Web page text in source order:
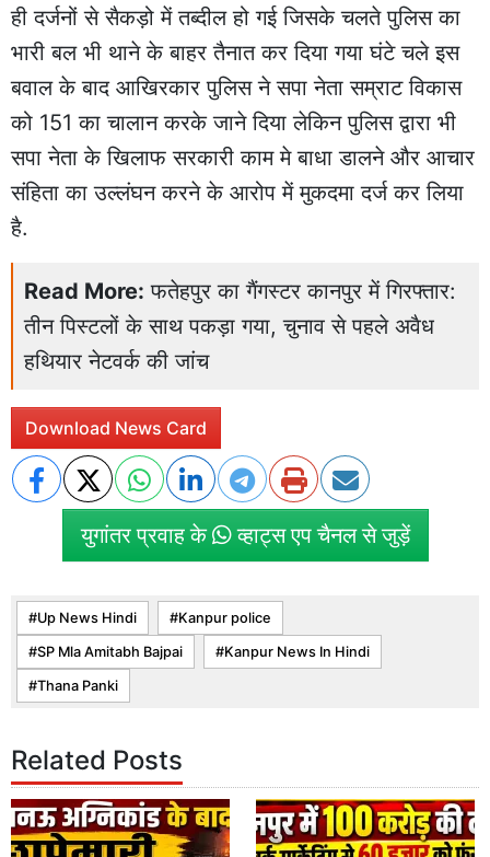
ही दर्जनों से सैकड़ो में तब्दील हो गई जिसके चलते पुलिस का
भारी बल भी थाने के बाहर तैनात कर दिया गया घंटे चले इस
बवाल के बाद आखिरकार पुलिस ने सपा नेता सम्राट विकास
को 151 का चालान करके जाने दिया लेकिन पुलिस द्वारा भी
सपा नेता के खिलाफ सरकारी काम मे बाधा डालने और आचार
संहिता का उल्लंघन करने के आरोप में मुकदमा दर्ज कर लिया
है.
Read More: फतेहपुर का गैंगस्टर कानपुर में गिरफ्तार:
तीन पिस्टलों के साथ पकड़ा गया, चुनाव से पहले अवैध
हथियार नेटवर्क की जांच
Download News Card
युगांतर प्रवाह के व्हाट्स एप चैनल से जुड़ें
Up News Hindi Kanpur police
SP Mla Amitabh Bajpai Kanpur News In Hindi
Thana Panki
Related Posts